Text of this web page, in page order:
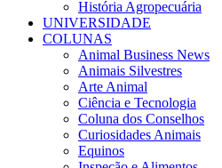
História Agropecuária
UNIVERSIDADE
COLUNAS
Animal Business News
Animais Silvestres
Arte Animal
Ciência e Tecnologia
Coluna dos Conselhos
Curiosidades Animais
Equinos